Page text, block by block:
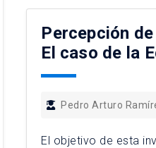
Percepción
El caso de la
Pedro Arturo
El objetivo de esta